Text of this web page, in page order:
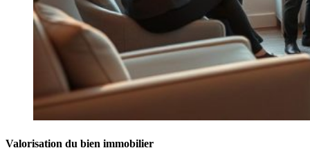
Valorisation du bien immobilier